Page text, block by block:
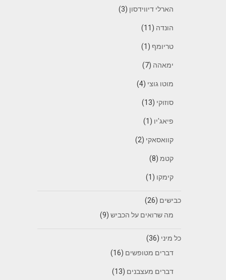
הארלי דיווידסון (3)
הונדה (11)
טריומף (1)
ימאהה (7)
מוטו גוצי (4)
סוזוקי (13)
פיאג'יו (1)
קוואסאקי (2)
קטמ(8)
קימקו (1)
כבישים (26)
מה שרואים על הכביש(9)
כל מיני (36)
דברים מטופשים (16)
דברים מעצבנים (13)